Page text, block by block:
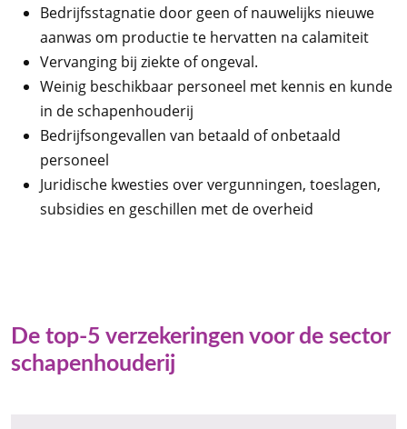
Bedrijfsstagnatie door geen of nauwelijks nieuwe
aanwas om productie te hervatten na calamiteit
Vervanging bij ziekte of ongeval.
Weinig beschikbaar personeel met kennis en kunde
in de schapenhouderij
Bedrijfsongevallen van betaald of onbetaald
personeel
Juridische kwesties over vergunningen, toeslagen,
subsidies en geschillen met de overheid
De top-5 verzekeringen voor de sector
schapenhouderij